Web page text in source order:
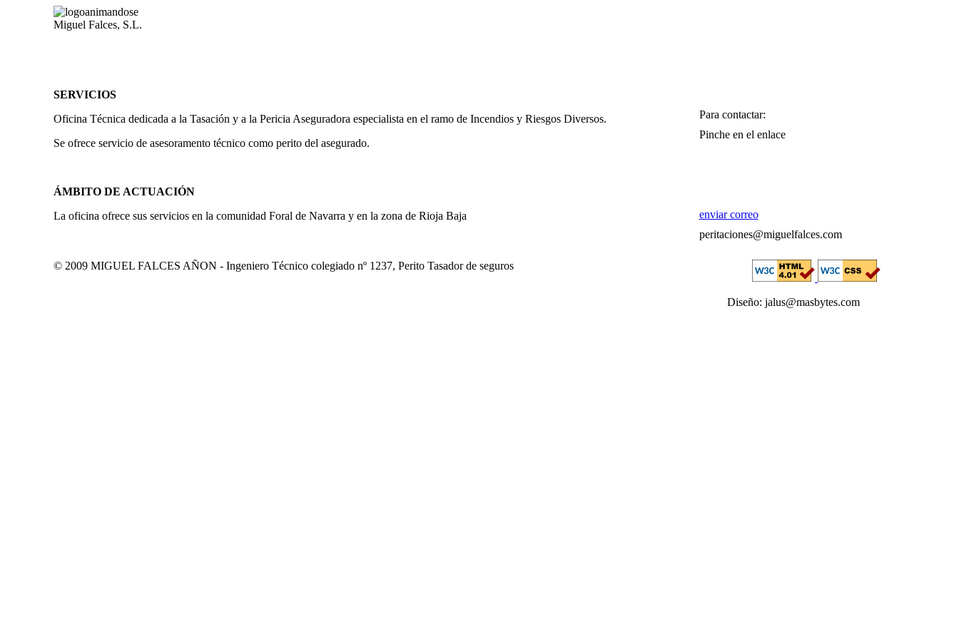
Miguel Falces, S.L.
SERVICIOS
Oficina Técnica dedicada a la Tasación y a la Pericia Aseguradora especialista en el ramo de Incendios y Riesgos Diversos.
Se ofrece servicio de asesoramento técnico como perito del asegurado.
ÁMBITO DE ACTUACIÓN
La oficina ofrece sus servicios en la comunidad Foral de Navarra y en la zona de Rioja Baja
Para contactar:
Pinche en el enlace
enviar correo
peritaciones@miguelfalces.com
© 2009 MIGUEL FALCES AÑON - Ingeniero Técnico colegiado nº 1237, Perito Tasador de seguros
Diseño: jalus@masbytes.com